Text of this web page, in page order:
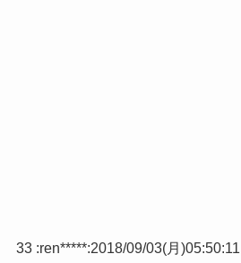
33 :ren*****:2018/09/03(月)05:50:11